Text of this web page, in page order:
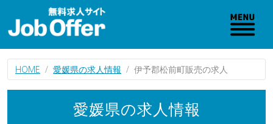
HOME 愛媛県の求人情報 伊予郡松前町販売の求人
愛媛県の求人情報